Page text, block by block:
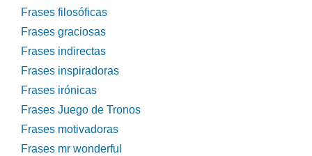
Frases filosóficas
Frases graciosas
Frases indirectas
Frases inspiradoras
Frases irónicas
Frases Juego de Tronos
Frases motivadoras
Frases mr wonderful